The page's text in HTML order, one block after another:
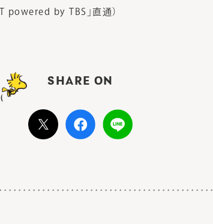
powered by TBS」直通）
SHARE ON